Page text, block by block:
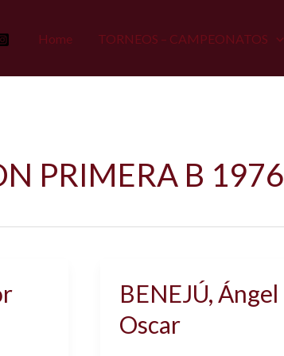
Home TORNEOS – CAMPEONATOS
PRIMERA B 1976
BENEJÚ, Ángel
Oscar